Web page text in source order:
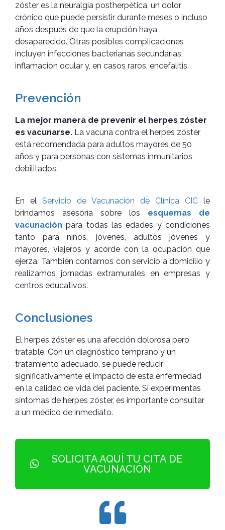
zóster es la neuralgia postherpética, un dolor
crónico que puede persistir durante meses o incluso
años después de que la erupción haya
desaparecido. Otras posibles complicaciones
incluyen infecciones bacterianas secundarias,
inflamación ocular y, en casos raros, encefalitis.
Prevención
La mejor manera de prevenir el herpes zóster
es vacunarse. La vacuna contra el herpes zóster
está recomendada para adultos mayores de 50
años y para personas con sistemas inmunitarios
debilitados.
En el Servicio de Vacunación de Clínica CIC le
brindamos asesoría sobre los esquemas de
vacunación para todas las edades y condiciones
tanto para niños, jóvenes, adultos jóvenes y
mayores, viajeros y acorde con la ocupación que
ejerza. También contamos con servicio a domicilio y
realizamos jornadas extramurales en empresas y
centros educativos.
Conclusiones
El herpes zóster es una afección dolorosa pero
tratable. Con un diagnóstico temprano y un
tratamiento adecuado, se puede reducir
significativamente el impacto de esta enfermedad
en la calidad de vida del paciente. Si experimentas
síntomas de herpes zóster, es importante consultar
a un médico de inmediato.
SOLICITA AQUÍ TU CITA DE
VACUNACIÓN